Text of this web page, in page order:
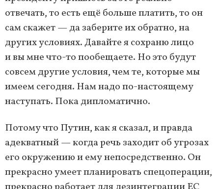
отвечать, то есть ещё больше платить, то он
сам скажет — да заберите их обратно, на
других условиях. Давайте я сохраню лицо
и вы мне что-то пообещаете. Но это будут
совсем другие условия, чем те, которые мы
имеем сегодня. Нам надо по-настоящему
наступать. Пока дипломатично.
Потому что Путин, как я сказал, и правда
адекватный — когда речь заходит об угрозах
его окружению и ему непосредственно. Он
прекрасно умеет планировать спецоперации,